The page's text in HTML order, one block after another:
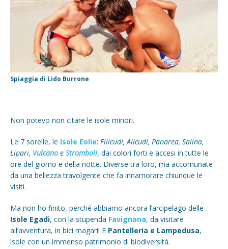
Spiaggia di Lido Burrone
Non potevo non citare le isole minori.
Le 7 sorelle, le Isole Eolie: Filicudi, Alicudi, Panarea, Salina,
Lipari, Vulcano e Stromboli, dai colori forti e accesi in tutte le
ore del giorno e della notte. Diverse tra loro, ma accomunate
da una bellezza travolgente che fa innamorare chiunque le
visiti.
Ma non ho finito, perché abbiamo ancora l’arcipelago delle
Isole Egadi, con la stupenda Favignana, da visitare
all’avventura, in bici magari! E Pantelleria e Lampedusa,
isole con un immenso patrimonio di biodiversità.